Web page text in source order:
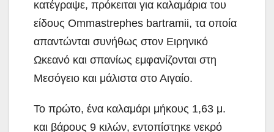
κατέγραψε, πρόκειται για καλαμάρια του
είδους Ommastrephes bartramii, τα οποία
απαντώνται συνήθως στον Ειρηνικό
Ωκεανό και σπανίως εμφανίζονται στη
Μεσόγειο και μάλιστα στο Αιγαίο.
Το πρώτο, ένα καλαμάρι μήκους 1,63 μ.
και βάρους 9 κιλών, εντοπίστηκε νεκρό